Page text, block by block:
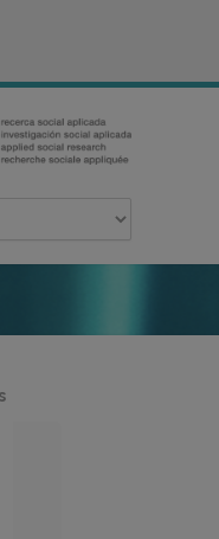
Ordenado